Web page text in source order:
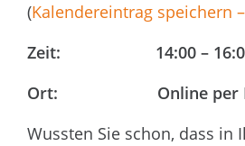
(Kalendereintrag speichern
Zeit: 14:00 – 16:00
Ort: Online per MS
Wussten Sie schon, dass in